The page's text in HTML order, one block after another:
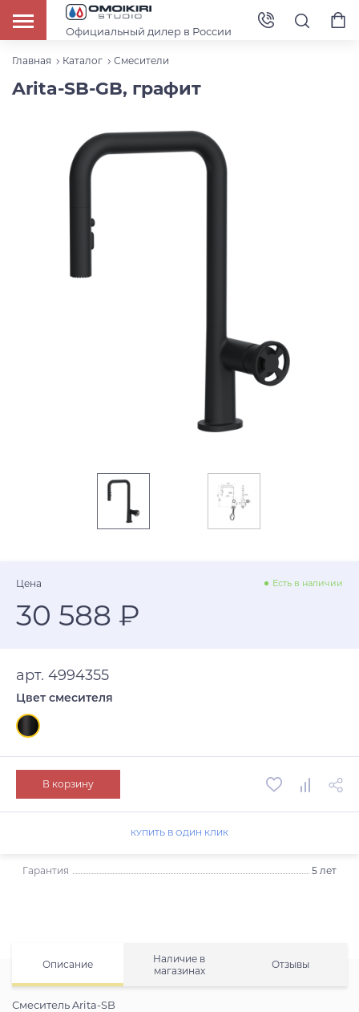
Официальный дилер в России
Главная Каталог Смесители
Arita-SB-GB, графит
Гарантия 5 лет
Описание
Наличие в
магазинах
Отзывы
Смеситель Arita-SB
Цена Есть в наличии
30 588 ₽
арт. 4994355
Цвет смесителя
В корзину
КУПИТЬ В ОДИН КЛИК